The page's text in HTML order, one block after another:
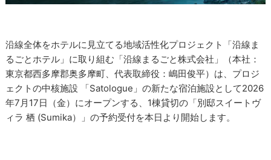
沿線全体をホテルに見立てる地域活性化プロジェクト「沿線ま
るごとホテル」に取り組む「沿線まるごと株式会社」（本社：
東京都西多摩郡奥多摩町、代表取締役：嶋田俊平）は、プロジ
ェクトの中核施設 「Satologue」の新たな宿泊施設として2026
年7月17日（金）にオープンする、1棟貸切の「別邸スイートヴ
ィラ 栖 (Sumika）」の予約受付を本日より開始します。